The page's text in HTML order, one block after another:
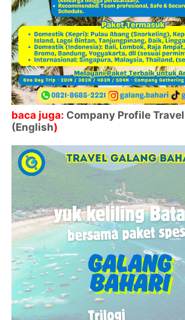
baca juga: Company Profile
(English)